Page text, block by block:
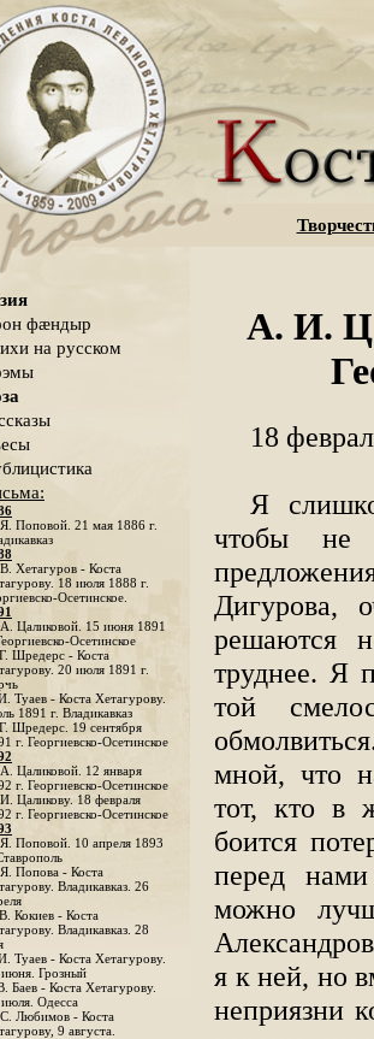
фæндыр
на русском
Поповой. 21 мая 1886 г.
Хетагуров - Коста
18 июля 1888 г.
Осетинское.
Цаликовой. 15 июня 1891
Осетинское
Шредерс - Коста
20 июля 1891 г.
Туаев - Коста Хетагурову.
1891 г. Владикавказ
Шредерс. 19 сентября
г. Георгиевско-Осетинское
Цаликовой. 12 января
г. Георгиевско-Осетинское
Цаликову. 18 февраля
г. Георгиевско-Осетинское
Поповой. 10 апреля 1893
Попова - Коста
Владикавказ. 26
Кокиев - Коста
Владикавказ. 28
Туаев - Коста Хетагурову.
июня. Грозный
Баев - Коста Хетагурову.
Одесса
Любимов - Коста
9 августа.
А. И.
18
Я
чтобы не
Дигурова,
решаются
труднее. Я
той
мной, что
тот, кто в
боится
перед
можно
я к ней, но
неприязни